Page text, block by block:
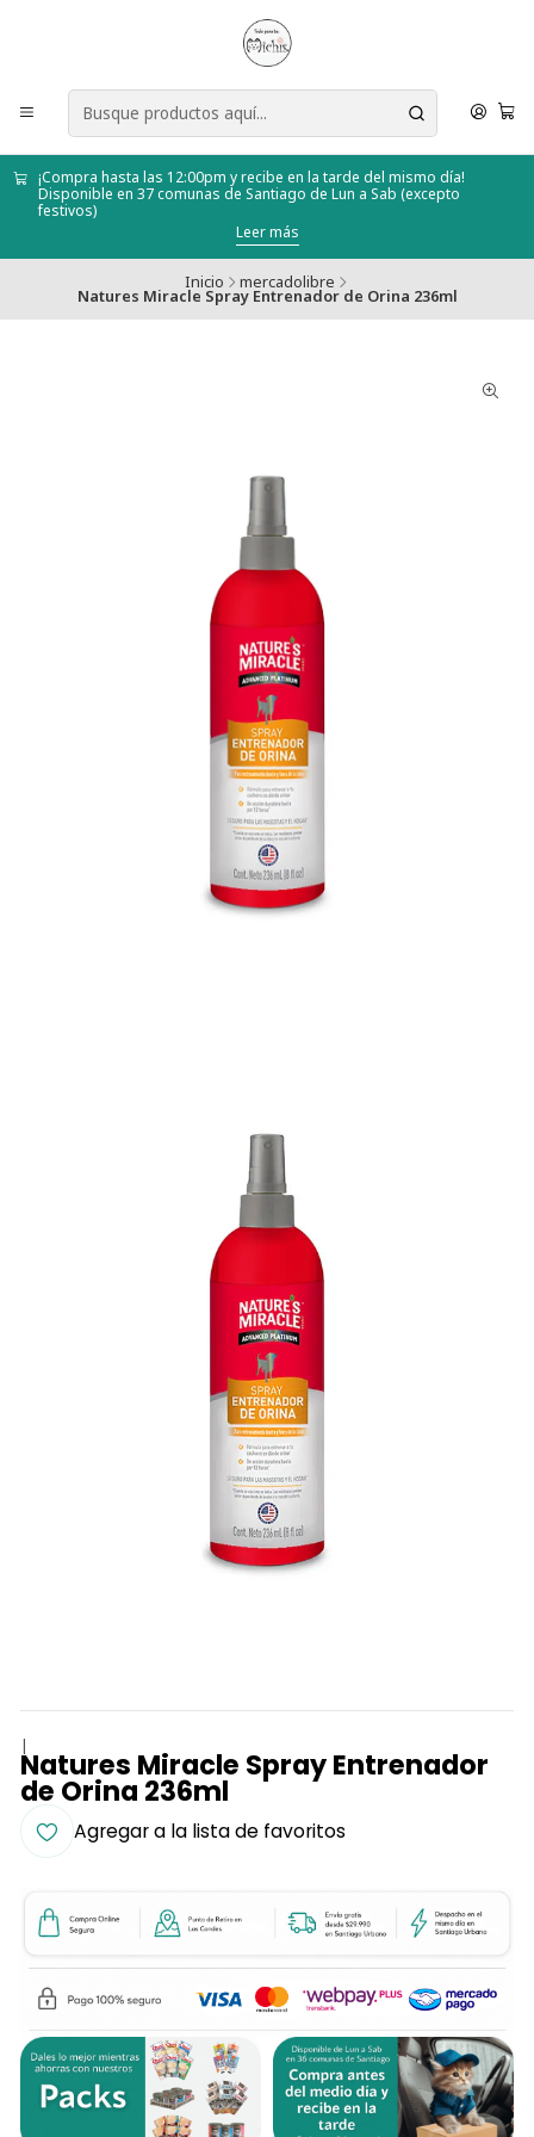
¡Compra hasta las 12:00pm y recibe en la tarde del mismo día!
Disponible en 37 comunas de Santiago de Lun a Sab (excepto
festivos)
Leer más
Inicio mercadolibre
Natures Miracle Spray Entrenador de Orina 236ml
|
Natures Miracle Spray Entrenador
de Orina 236ml
Agregar a la lista de favoritos